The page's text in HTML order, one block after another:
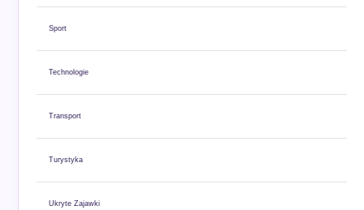
Sport
Technologie
Transport
Turystyka
Ukryte Zajawki